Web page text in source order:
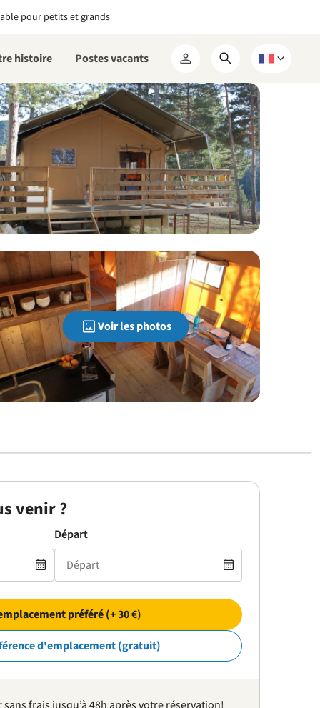
pour petits et grands
histoire Postes vacants
Mon
RCN
Ouvrir
le
formulaire
de
recherche
Choisissez
langue
Voir les photos
venir ?
Départ
préféré (+ 30 €)
d'emplacement (gratuit)